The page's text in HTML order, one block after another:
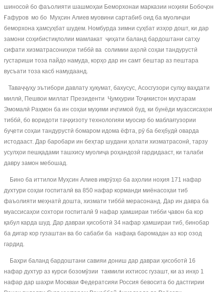
шиносоӣ бо фаъолияти шашмоҳаи Беморхонаи марказии ноҳияи Бобоҷон
Ғафуров мо бо Муҳсин Алиев муовини сартабиб оид ба муолиҷаи
беморхона ҳамсуҳбат шудем. Номбурда зимни суҳбат изҳор дошт, ки дар
замони соҳибистиқлолии мамлакат ҷиҳати баланд бардоштани сатҳу
сифати хизматрасониҳои тиббӣ ва солимии аҳолӣ соҳаи тандурустӣ
густариши тоза пайдо намуда, корҳо дар ин самт бештар аз пештара
вусъати тоза касб намудаанд.
Таваҷҷуҳу эътибори давлату ҳукумат, бахусус, Асосгузори сулҳу ваҳдати
миллӣ, Пешвои миллат Президенти Ҷумҳурии Тоҷикистон муҳтарам
Эмомалӣ Раҳмон ба ин соҳаи муҳими иҷтимоӣ буд, ки бунёди муассисаҳои
тиббӣ, бо воридоти таҷҳизоту технологияи муосир бо маблағгузории
буҷети соҳаи тандурустӣ бомаром идома ёфта, рӯ ба беҳбудӣ оварда
истодааст. Дар баробари ин беҳтар шудани ҳолати хизматрасонӣ, тарзу
усулҳои пешқадами ташхису муолиҷа роҳандозӣ гардидааст, ки талаби
давру замон мебошад.
Бино ба иттилои Муҳсин Алиев имрӯзҳо ба аҳолии ноҳия 171 нафар
духтури соҳаи госпиталӣ ва 850 нафар корманди миёнасоҳаи тиб
фаъолияти меҳнатӣ дошта, хизмати тиббӣ мерасонанд. Дар ин давра ба
муассисаҳои сохтори госпиталӣ 9 нафар ҳамшираи тибби ҷавон ба кор
қабул карда шуд. Дар давраи ҳисоботӣ 34 нафар ҳамшираи тиб, бинобар
ба дигар кор гузаштан ва бо сабаби ба нафақа баромадан аз кор озод
гардид.
Баҳри баланд бардоштани савияи дониш дар давраи ҳисоботӣ 16
нафар духтур аз курси бозомӯзии такмили ихтисос гузашт, ки аз инҳо 1
нафар дар шаҳри Москваи Федератсияи Россия бевосита бо дастгирии